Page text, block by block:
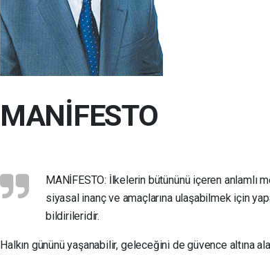
MANİFESTO
MANİFESTO: İlkelerin bütününü içeren anlamlı
siyasal inanç ve amaçlarına ulaşabilmek için
bildirileridir.
Halkın gününü yaşanabilir, geleceğini de güvence altına